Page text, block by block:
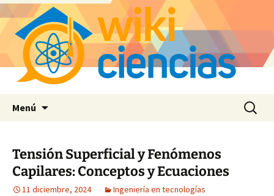
Menú Buscar:
Tensión Superficial y Fenómenos
Capilares: Conceptos y Ecuaciones
11 diciembre, 2024
Ingeniería en tecnologías